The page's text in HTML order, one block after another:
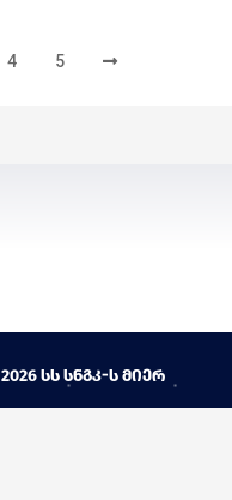
4 5
სს სნგკ-ს მიერ